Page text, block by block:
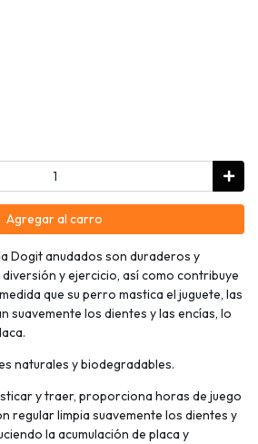
Agregar al carro
Dogit anudados son duraderos y
y ejercicio, así como contribuye
que su perro mastica el juguete, las
suavemente los dientes y las encías, lo
naturales y biodegradables.
y traer, proporciona horas de juego
regular limpia suavemente los dientes y
la acumulación de placa y